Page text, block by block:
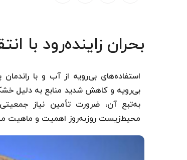
بحران زاینده‌رود با
استفاده‌های بی‌رویه از آب و با
بی‌رویه و کاهش شدید منابع به دلیل
به‌تبع آن، ضرورت تأمین نیاز
محیط‌زیست روزبه‌روز اهمیت و ماهیت